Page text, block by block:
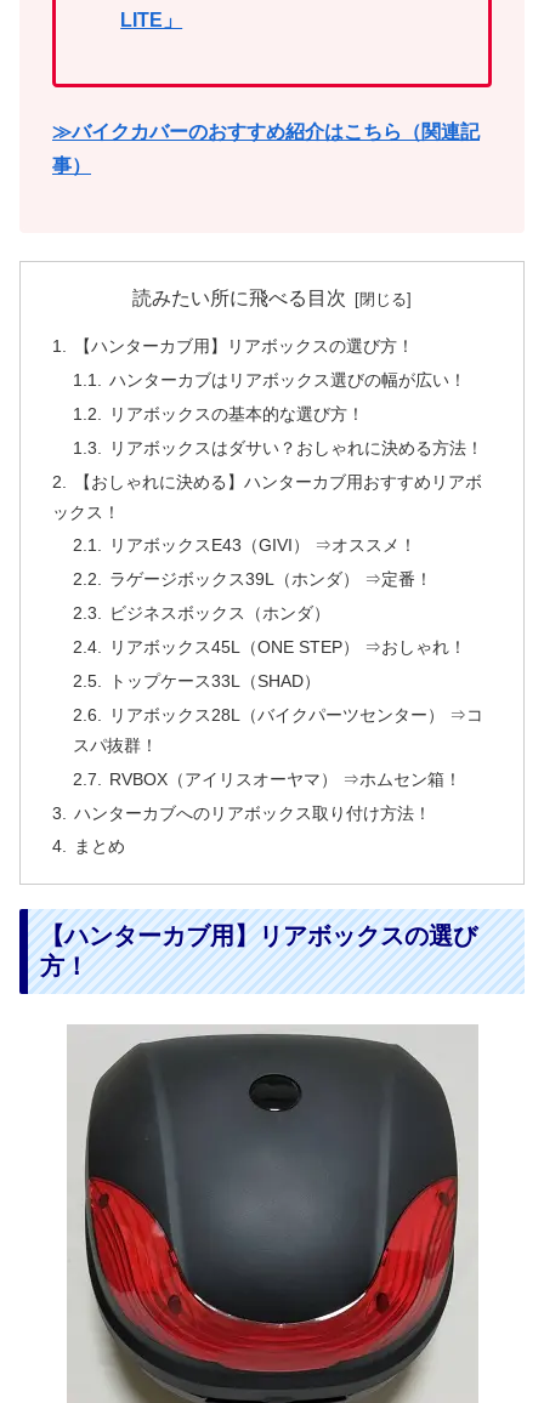
LITE」
≫バイクカバーのおすすめ紹介はこちら（関連記
事）
読みたい所に飛べる目次
【ハンターカブ用】リアボックスの選び方！
ハンターカブはリアボックス選びの幅が広い！
リアボックスの基本的な選び方！
リアボックスはダサい？おしゃれに決める方法！
【おしゃれに決める】ハンターカブ用おすすめリアボ
ックス！
リアボックスE43（GIVI） ⇒オススメ！
ラゲージボックス39L（ホンダ） ⇒定番！
ビジネスボックス（ホンダ）
リアボックス45L（ONE STEP） ⇒おしゃれ！
トップケース33L（SHAD）
リアボックス28L（バイクパーツセンター） ⇒コ
スパ抜群！
RVBOX（アイリスオーヤマ） ⇒ホムセン箱！
ハンターカブへのリアボックス取り付け方法！
まとめ
【ハンターカブ用】リアボックスの選び
方！